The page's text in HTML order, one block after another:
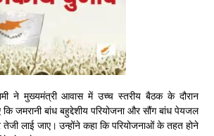
Of The Day 14 May
May 14, 2022
Of The Day 13 May
May 13, 2022
ने मुख्यमंत्री आवास में उच्च स्तरीय बैठक के दौरान
कि जमरानी बांध बहुद्देशीय परियोजना और सौंग बांध पेयजल
तेजी लाई जाए। उन्होंने कहा कि परियोजनाओं के तहत होने